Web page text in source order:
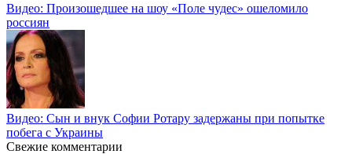
Видео: Произошедшее на шоу «Поле чудес» ошеломило
россиян
Видео: Сын и внук Софии Ротару задержаны при попытке
побега с Украины
Свежие комментарии